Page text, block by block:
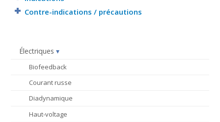
Électriques
Biofeedback
Courant russe
Diadynamique
Haut-voltage
Contre-indications / précautions